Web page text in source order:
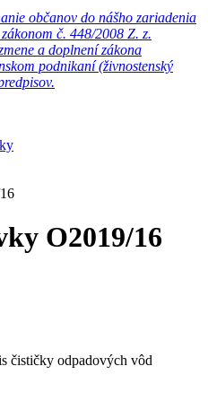
občanov do nášho zariadenia
č. 448/2008 Z. z.
a doplnení zákona
podnikaní (živnostenský
O2019/16
čističky odpadových vôd